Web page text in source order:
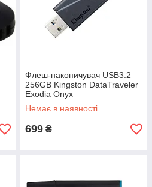
Флеш-накопичувач USB3.2
256GB Kingston DataTraveler
Exodia Onyx
Немає в наявності
699 ₴